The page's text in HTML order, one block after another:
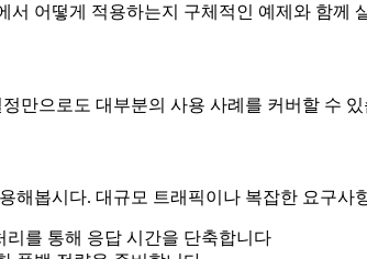
서 어떻게 적용하는지 구체적인 예제와 함께
만으로도 대부분의 사용 사례를 커버할 수
해봅시다. 대규모 트래픽이나 복잡한 요구사
리를 통해 응답 시간을 단축합니다